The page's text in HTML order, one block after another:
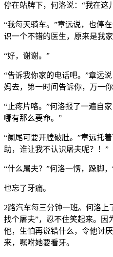
停在站牌下，何洛说：“我在这
“我每天骑车。”章远说，也停
识一个不错的医生，原来是我
“好，谢谢。”
“告诉我你家的电话吧。”章远
妈去，第一时间告诉你，万一
“止疼片咯。”何洛报了一遍自
哪有那么要命。”
“阑尾可要开膛破肚。”章远托
助，谁让我不认识屠夫呢？！”
“什么屠夫？”何洛一愣，跺脚
也忘了牙痛。
2路汽车每三分钟一班。何洛上
找个屠夫”，忍不住笑起来。因
他，生怕再说错什么，令他讨
来，嘱咐她要看牙。